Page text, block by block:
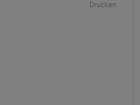
Drucken